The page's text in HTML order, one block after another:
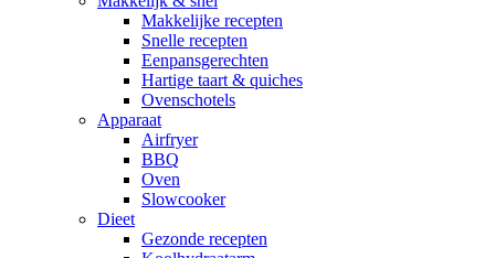
Makkelijke recepten
Snelle recepten
Eenpansgerechten
Hartige taart & quiches
Ovenschotels
Apparaat
Airfryer
BBQ
Oven
Slowcooker
Dieet
Gezonde recepten